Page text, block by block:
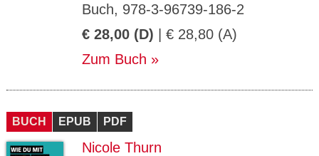
Buch, 978-3-96739-186-2
€ 28,00 (D) | € 28,80 (A)
Zum Buch
BUCH EPUB PDF
Nicole Thurn